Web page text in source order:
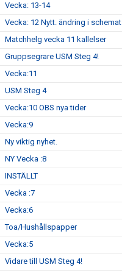
Vecka: 13-14
Vecka: 12 Nytt. ändring i schemat
Matchhelg vecka 11 kallelser
Gruppsegrare USM Steg 4!
Vecka:11
USM Steg 4
Vecka:10 OBS nya tider
Vecka:9
Ny viktig nyhet.
NY Vecka :8
INSTÄLLT
Vecka :7
Vecka:6
Toa/Hushållspapper
Vecka:5
Vidare till USM Steg 4!